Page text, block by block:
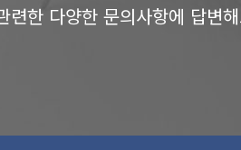
련한 다양한 문의사항에 답변